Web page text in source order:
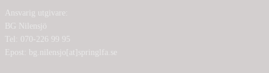
Ansvarig utgivare:
BG Nilensjö
Tel: 070-226 99 95
Epost: bg.nilensjo[at]springlfa.se